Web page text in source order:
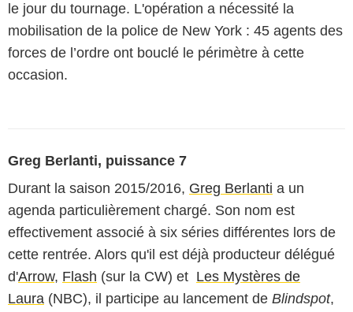
le jour du tournage. L'opération a nécessité la
mobilisation de la police de New York : 45 agents des
forces de l’ordre ont bouclé le périmètre à cette
occasion.
Greg Berlanti, puissance 7
Durant la saison 2015/2016, Greg Berlanti a un
agenda particulièrement chargé. Son nom est
effectivement associé à six séries différentes lors de
cette rentrée. Alors qu'il est déjà producteur délégué
d'Arrow, Flash (sur la CW) et Les Mystères de
Laura (NBC), il participe au lancement de Blindspot,